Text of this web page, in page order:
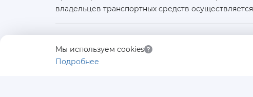
Мы используем cookies
Подробнее
владельцев транспортных средств
ООО «АВТОЛИДЕР»